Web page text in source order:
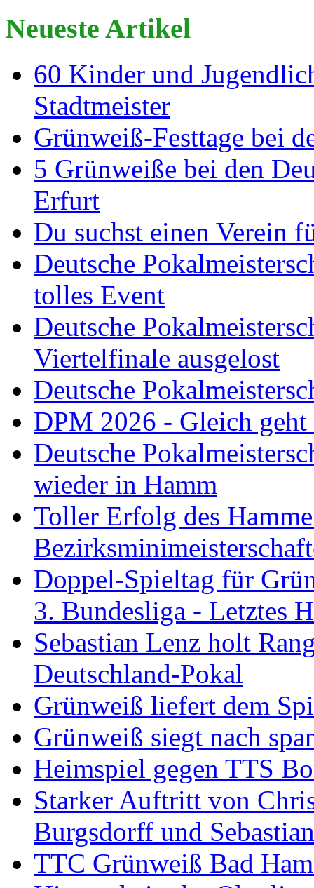
Neueste Artikel
60 Kinder und
Stadtmeister
Grünweiß-Festtage bei
5 Grünweiße bei den
Erfurt
Du suchst einen Verein
Deutsche
tolles Event
Deutsche
Viertelfinale ausgelost
Deutsche
DPM 2026 - Gleich geht
Deutsche
wieder in Hamm
Toller Erfolg des
Doppel-Spieltag für
3. Bundesliga - Letztes
Sebastian Lenz holt
Deutschland-Pokal
Grünweiß liefert dem
Grünweiß siegt nach
Heimspiel gegen TTS
Starker Auftritt von
Burgsdorff und
TTC Grünweiß Bad